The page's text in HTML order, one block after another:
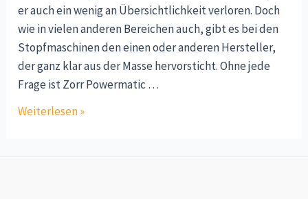
er auch ein wenig an Übersichtlichkeit verloren. Doch
wie in vielen anderen Bereichen auch, gibt es bei den
Stopfmaschinen den einen oder anderen Hersteller,
der ganz klar aus der Masse hervorsticht. Ohne jede
Frage ist Zorr Powermatic …
Weiterlesen »